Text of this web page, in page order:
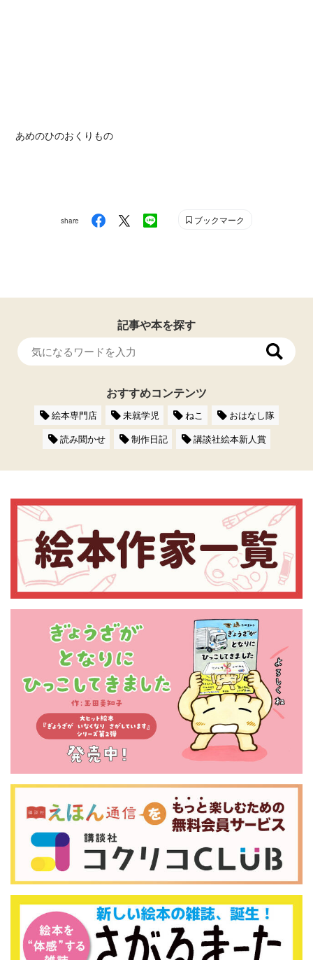
あめのひのおくりもの
share ブックマーク
記事や本を探す
おすすめコンテンツ
絵本専門店 未就学児 ねこ
おはなし隊
読み聞かせ
制作日記 講談社絵本新人賞